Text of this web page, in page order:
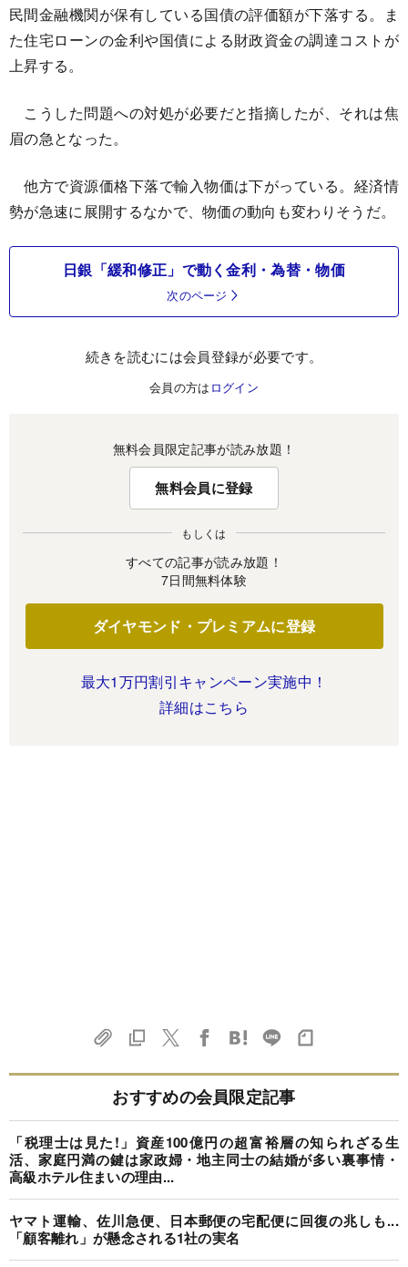
民間金融機関が保有している国債の評価額が下落する。ま
た住宅ローンの金利や国債による財政資金の調達コストが
上昇する。
こうした問題への対処が必要だと指摘したが、それは焦
眉の急となった。
他方で資源価格下落で輸入物価は下がっている。経済情
勢が急速に展開するなかで、物価の動向も変わりそうだ。
日銀「緩和修正」で動く金利・為替・物価
次のページ
続きを読むには会員登録が必要です。
会員の方は ログイン
無料会員限定記事が読み放題！
無料会員に登録
もしくは
すべての記事が読み放題！
7日間無料体験
ダイヤモンド・プレミアムに登録
最大1万円割引キャンペーン実施中！
詳細はこちら
おすすめの会員限定記事
「税理士は見た!」資産100億円の超富裕層の知られざる生
活、家庭円満の鍵は家政婦・地主同士の結婚が多い裏事情・
高級ホテル住まいの理由...
ヤマト運輸、佐川急便、日本郵便の宅配便に回復の兆しも...
「顧客離れ」が懸念される1社の実名